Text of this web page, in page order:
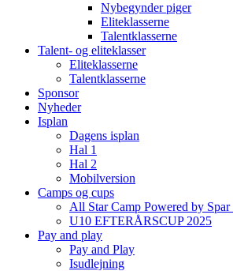
Nybegynder piger
Eliteklasserne
Talentklasserne
Talent- og eliteklasser
Eliteklasserne
Talentklasserne
Sponsor
Nyheder
Isplan
Dagens isplan
Hal 1
Hal 2
Mobilversion
Camps og cups
All Star Camp Powered by Spar
U10 EFTERÅRSCUP 2025
Pay and play
Pay and Play
Isudlejning